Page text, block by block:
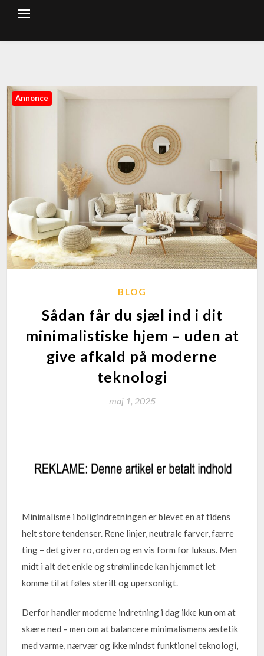
Annonce
BLOG
Sådan får du sjæl ind i dit
minimalistiske hjem – uden at
give afkald på moderne
teknologi
maj 1, 2025
Minimalisme i boligindretningen er blevet en af tidens
helt store tendenser. Rene linjer, neutrale farver, færre
ting – det giver ro, orden og en vis form for luksus. Men
midt i alt det enkle og strømlinede kan hjemmet let
komme til at føles sterilt og upersonligt.
Derfor handler moderne indretning i dag ikke kun om at
skære ned – men om at balancere minimalismens æstetik
med varme, nærvær og ikke mindst funktionel teknologi,